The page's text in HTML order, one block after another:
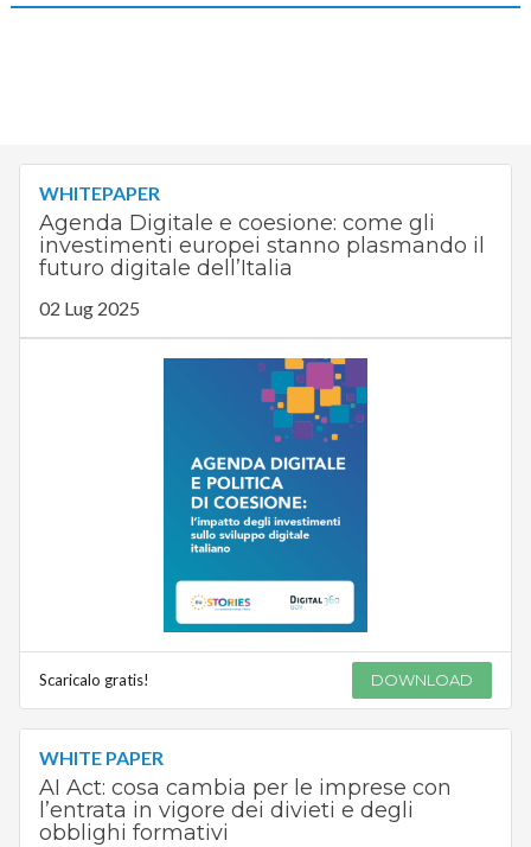
WHITEPAPER
Agenda Digitale e coesione: come gli
investimenti europei stanno plasmando il
futuro digitale dell’Italia
02 Lug 2025
Scaricalo gratis! DOWNLOAD
WHITE PAPER
AI Act: cosa cambia per le imprese con
l’entrata in vigore dei divieti e degli
obblighi formativi